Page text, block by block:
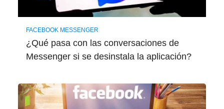
FACEBOOK MESSENGER
¿Qué pasa con las conversaciones de
Messenger si se desinstala la aplicación?